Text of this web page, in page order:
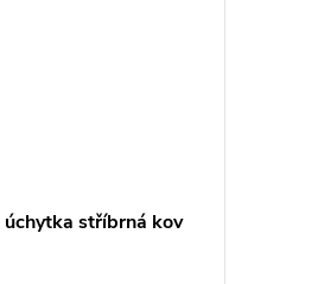
stříbrná kov